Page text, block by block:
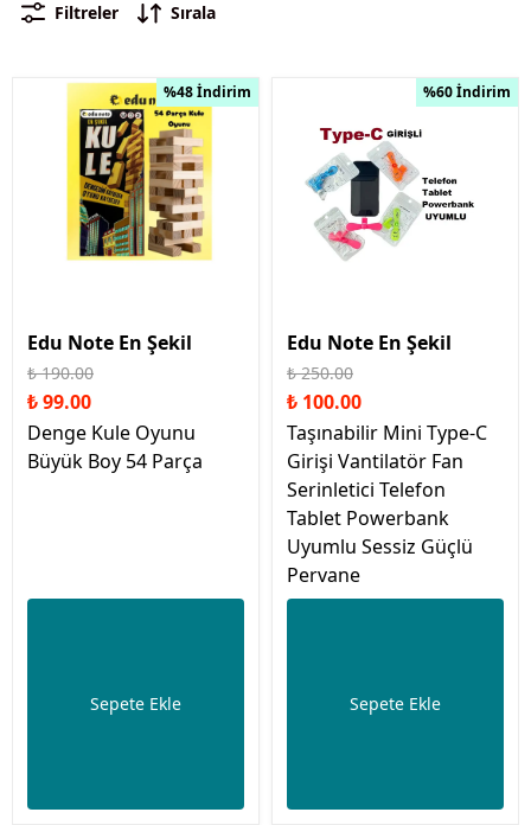
Filtreler Sırala
%48 İndirim
Edu Note En Şekil
₺ 190.00
₺ 99.00
Denge Kule Oyunu
Büyük Boy 54 Parça
Sepete Ekle
%60 İndirim
Edu Note En Şekil
₺ 250.00
₺ 100.00
Taşınabilir Mini Type-C
Girişi Vantilatör Fan
Serinletici Telefon
Tablet Powerbank
Uyumlu Sessiz Güçlü
Pervane
Sepete Ekle